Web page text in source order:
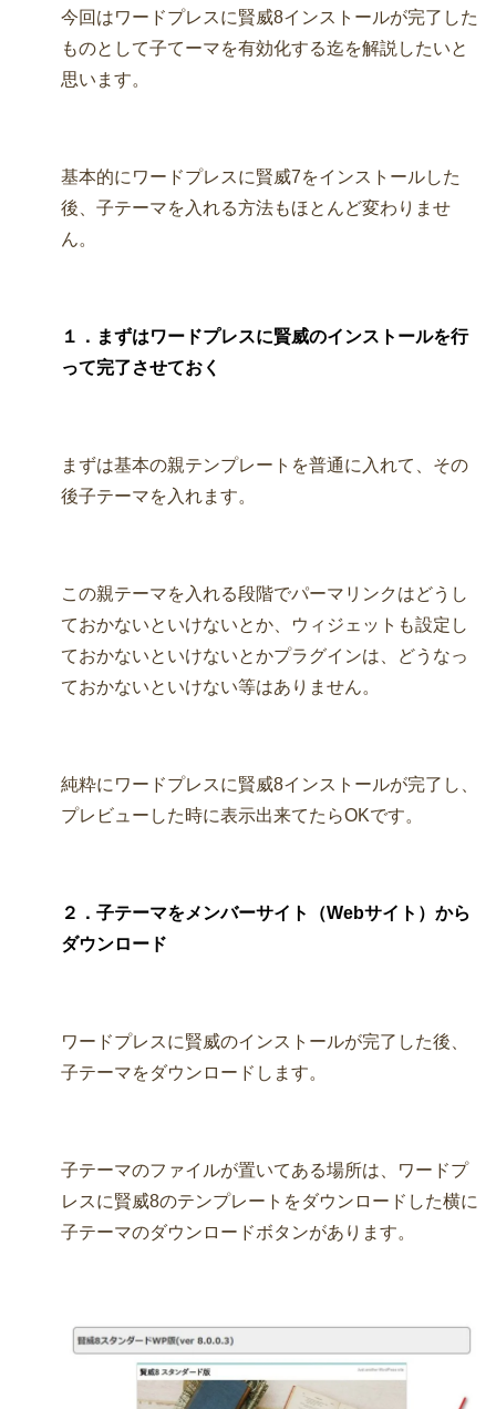
今回はワードプレスに賢威8インストールが完了した
ものとして子てーマを有効化する迄を解説したいと
思います。
基本的にワードプレスに賢威7をインストールした
後、子テーマを入れる方法もほとんど変わりませ
ん。
１．まずはワードプレスに賢威のインストールを行
って完了させておく
まずは基本の親テンプレートを普通に入れて、その
後子テーマを入れます。
この親テーマを入れる段階でパーマリンクはどうし
ておかないといけないとか、ウィジェットも設定し
ておかないといけないとかプラグインは、どうなっ
ておかないといけない等はありません。
純粋にワードプレスに賢威8インストールが完了し、
プレビューした時に表示出来てたらOKです。
２．子テーマをメンバーサイト（Webサイト）から
ダウンロード
ワードプレスに賢威のインストールが完了した後、
子テーマをダウンロードします。
子テーマのファイルが置いてある場所は、ワードプ
レスに賢威8のテンプレートをダウンロードした横に
子テーマのダウンロードボタンがあります。